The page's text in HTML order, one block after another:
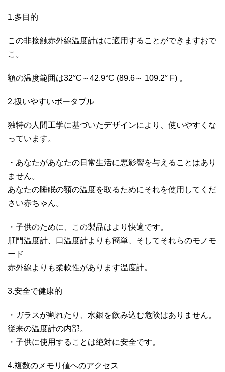
1.多目的
この非接触赤外線温度計はに適用することができますおで
こ。
額の温度範囲は32°C～42.9°C (89.6～ 109.2° F) 。
2.扱いやすいポータブル
独特の人間工学に基づいたデザインにより、使いやすくな
っています。
・あなたがあなたの日常生活に悪影響を与えることはあり
ません。
あなたの睡眠の額の温度を取るためにそれを使用してくだ
さい赤ちゃん。
・子供のために、この製品はより快適です。
肛門温度計、口温度計よりも簡単、そしてそれらのモノモ
ード
赤外線よりも柔軟性があります温度計。
3.安全で健康的
・ガラスが割れたり、水銀を飲み込む危険はありません。
従来の温度計の内部。
・子供に使用することは絶対に安全です。
4.複数のメモリ値へのアクセス